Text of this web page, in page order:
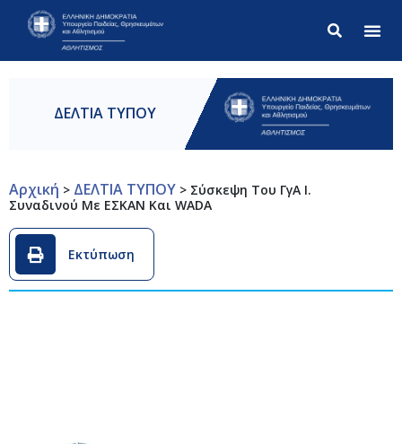
ΔΕΛΤΙΑ ΤΥΠΟΥ
Αρχική > ΔΕΛΤΙΑ ΤΥΠΟΥ > Σύσκεψη Του ΓγΑ Ι.
Συναδινού Με ΕΣΚΑΝ Και WADA
Εκτύπωση